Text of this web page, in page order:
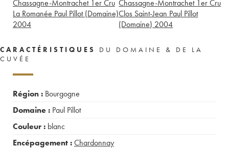
Chassagne-Montrachet 1er Cru
La Romanée Paul Pillot (Domaine)
2004
Chassagne-Montrachet 1er Cru
Clos Saint-Jean Paul Pillot
(Domaine) 2004
CARACTÉRISTIQUES
DU DOMAINE & DE LA
CUVÉE
Région : Bourgogne
Domaine : Paul Pillot
Couleur : blanc
Encépagement :Chardonnay